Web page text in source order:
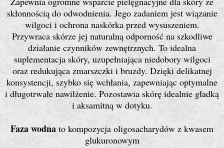
skłonnością do odwodnienia. Jego zadaniem jest wiązanie
wilgoci i ochrona naskórka przed wysuszeniem.
Przywraca skórze jej naturalną odporność na szkodliwe
działanie czynników zewnętrznych. To idealna
suplementacja skóry, uzupełniająca niedobory wilgoci
oraz redukująca zmarszczki i bruzdy. Dzięki delikatnej
konsystencji, szybko się wchłania, zapewniając optymalne
i długotrwałe nawilżenie. Pozostawia skórę idealnie gładką
i aksamitną w dotyku.
Faza wodna to kompozycja oligosacharydów z kwasem
glukuronowym